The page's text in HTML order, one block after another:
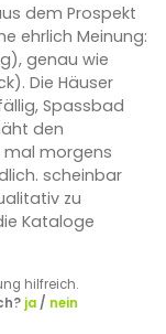
dem Prospekt
ehrlich Meinung:
genau wie
Die Häuser
Spassbad
den
mal morgens
scheinbar
zu
Kataloge
hilfreich.
ja/ nein